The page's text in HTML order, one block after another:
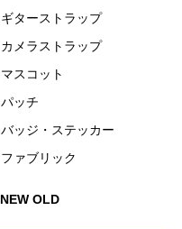
ギターストラップ
カメラストラップ
マスコット
パッチ
バッジ・ステッカー
ファブリック
NEW OLD